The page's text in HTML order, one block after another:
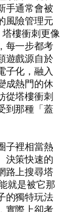
手通常會被
風險管理元
樓衝刺更像
每一步都考
遊戲源自於
子化，融入
成熱門的休
從塔樓衝刺
到那種「蓋
子裡相當熱
決策快速的
路上搜尋塔
就是被它那
的獨特玩法